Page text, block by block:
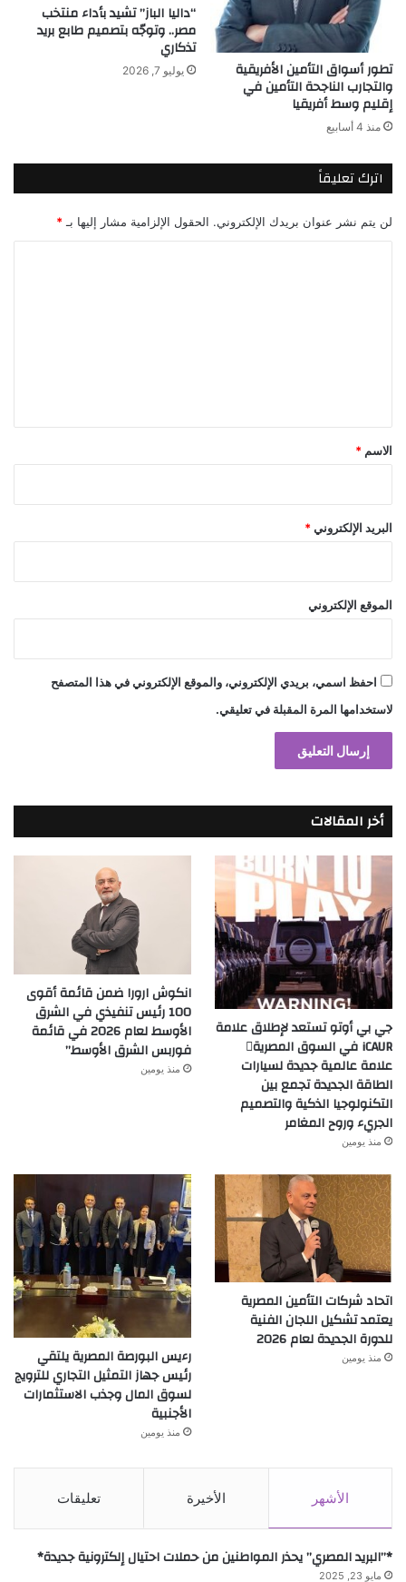
تطور أسواق التأمين الأفريقية
والتجارب الناجحة التأمين في
إقليم وسط أفريقيا
منذ 4 أسابيع
“داليا الباز” تشيد بأداء منتخب
مصر.. وتوجّه بتصميم طابع بريد
تذكاري
يوليو 7, 2026
اترك تعليقاً
لن يتم نشر عنوان بريدك الإلكتروني. الحقول الإلزامية مشار إليها بـ *
*
الاسم *
البريد الإلكتروني *
الموقع الإلكتروني
احفظ اسمي، بريدي الإلكتروني، والموقع الإلكتروني في هذا المتصفح
لاستخدامها المرة المقبلة في تعليقي.
أخر المقالات
جي بي أوتو تستعد لإطلاق علامة
iCAUR في السوق المصرية
علامة عالمية جديدة لسيارات
الطاقة الجديدة تجمع بين
التكنولوجيا الذكية والتصميم
الجريء وروح المغامر
منذ يومين
انكوش ارورا ضمن قائمة أقوى
100 رئيس تنفيذي في الشرق
الأوسط لعام 2026 في قائمة
فوربس الشرق الأوسط”
منذ يومين
اتحاد شركات التأمين المصرية
يعتمد تشكيل اللجان الفنية
للدورة الجديدة لعام 2026
منذ يومين
رءيس البورصة المصرية يلتقي
رئيس جهاز التمثيل التجاري للترويج
لسوق المال وجذب الاستثمارات
الأجنبية
منذ يومين
الأشهر الأخيرة تعليقات
*”البريد المصري” يحذر المواطنين من حملات احتيال إلكترونية جديدة*
مايو 23, 2025